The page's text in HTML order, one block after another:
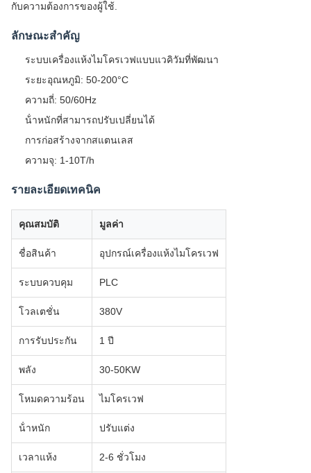
กับความต้องการของผู้ใช้.
ลักษณะสําคัญ
ระบบเครื่องแห้งไมโครเวฟแบบแวคิวัมที่พัฒนา
ระยะอุณหภูมิ: 50-200°C
ความถี่: 50/60Hz
น้ําหนักที่สามารถปรับเปลี่ยนได้
การก่อสร้างจากสแตนเลส
ความจุ: 1-10T/h
รายละเอียดเทคนิค
คุณสมบัติ มูลค่า
ชื่อสินค้า อุปกรณ์เครื่องแห้งไมโครเวฟ
ระบบควบคุม PLC
โวลเตชั่น 380V
การรับประกัน 1 ปี
พลัง 30-50KW
โหมดความร้อน ไมโครเวฟ
น้ําหนัก ปรับแต่ง
เวลาแห้ง 2-6 ชั่วโมง